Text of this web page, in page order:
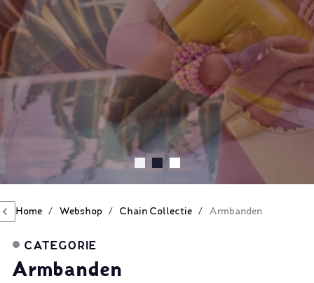
Home / Webshop / Chain Collectie / Armbanden
CATEGORIE
Armbanden